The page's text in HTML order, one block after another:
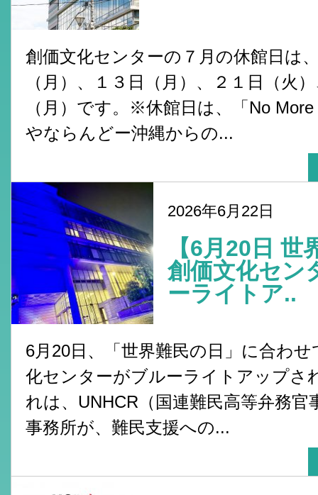
創価文化センターの７月の休館日は
（月）、１３日（月）、２１日（火
（月）です。※休館日は、「No
やならんどー沖縄からの...
2026年6月22日
【6月20日 世
創価文化セン
ーライトア..
6月20日、「世界難民の日」に合わせ
化センターがブルーライトアップさ
れは、UNHCR（国連難民高等弁務官
事務所が、難民支援への...